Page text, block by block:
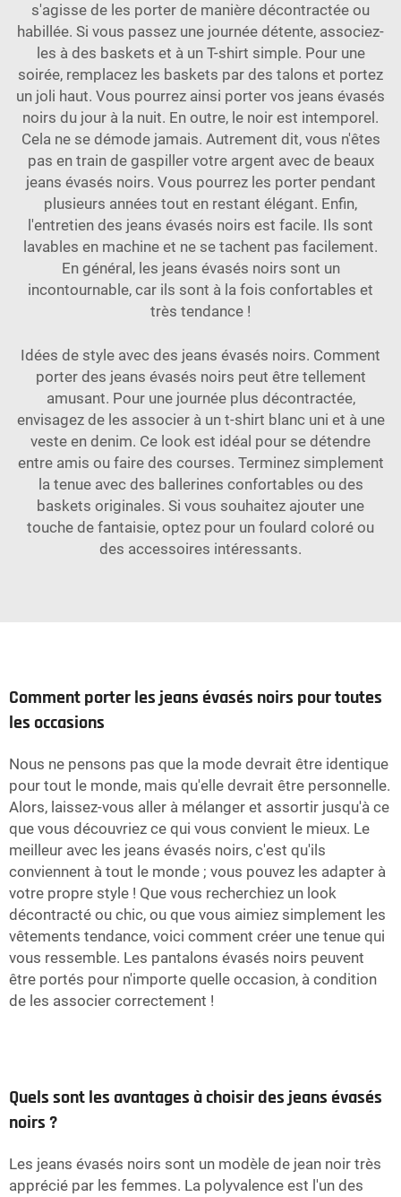
s'agisse de les porter de manière décontractée ou
habillée. Si vous passez une journée détente, associez-
les à des baskets et à un T-shirt simple. Pour une
soirée, remplacez les baskets par des talons et portez
un joli haut. Vous pourrez ainsi porter vos jeans évasés
noirs du jour à la nuit. En outre, le noir est intemporel.
Cela ne se démode jamais. Autrement dit, vous n'êtes
pas en train de gaspiller votre argent avec de beaux
jeans évasés noirs. Vous pourrez les porter pendant
plusieurs années tout en restant élégant. Enfin,
l'entretien des jeans évasés noirs est facile. Ils sont
lavables en machine et ne se tachent pas facilement.
En général, les jeans évasés noirs sont un
incontournable, car ils sont à la fois confortables et
très tendance !
Idées de style avec des jeans évasés noirs. Comment
porter des jeans évasés noirs peut être tellement
amusant. Pour une journée plus décontractée,
envisagez de les associer à un t-shirt blanc uni et à une
veste en denim. Ce look est idéal pour se détendre
entre amis ou faire des courses. Terminez simplement
la tenue avec des ballerines confortables ou des
baskets originales. Si vous souhaitez ajouter une
touche de fantaisie, optez pour un foulard coloré ou
des accessoires intéressants.
Comment porter les jeans évasés noirs pour toutes
les occasions
Nous ne pensons pas que la mode devrait être identique
pour tout le monde, mais qu'elle devrait être personnelle.
Alors, laissez-vous aller à mélanger et assortir jusqu'à ce
que vous découvriez ce qui vous convient le mieux. Le
meilleur avec les jeans évasés noirs, c'est qu'ils
conviennent à tout le monde ; vous pouvez les adapter à
votre propre style ! Que vous recherchiez un look
décontracté ou chic, ou que vous aimiez simplement les
vêtements tendance, voici comment créer une tenue qui
vous ressemble. Les pantalons évasés noirs peuvent
être portés pour n'importe quelle occasion, à condition
de les associer correctement !
Quels sont les avantages à choisir des jeans évasés
noirs ?
Les jeans évasés noirs sont un modèle de jean noir très
apprécié par les femmes. La polyvalence est l'un des